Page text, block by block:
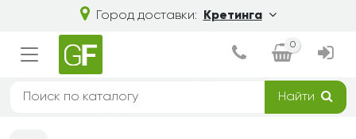
Город доставки: Кретинга
0
Найти